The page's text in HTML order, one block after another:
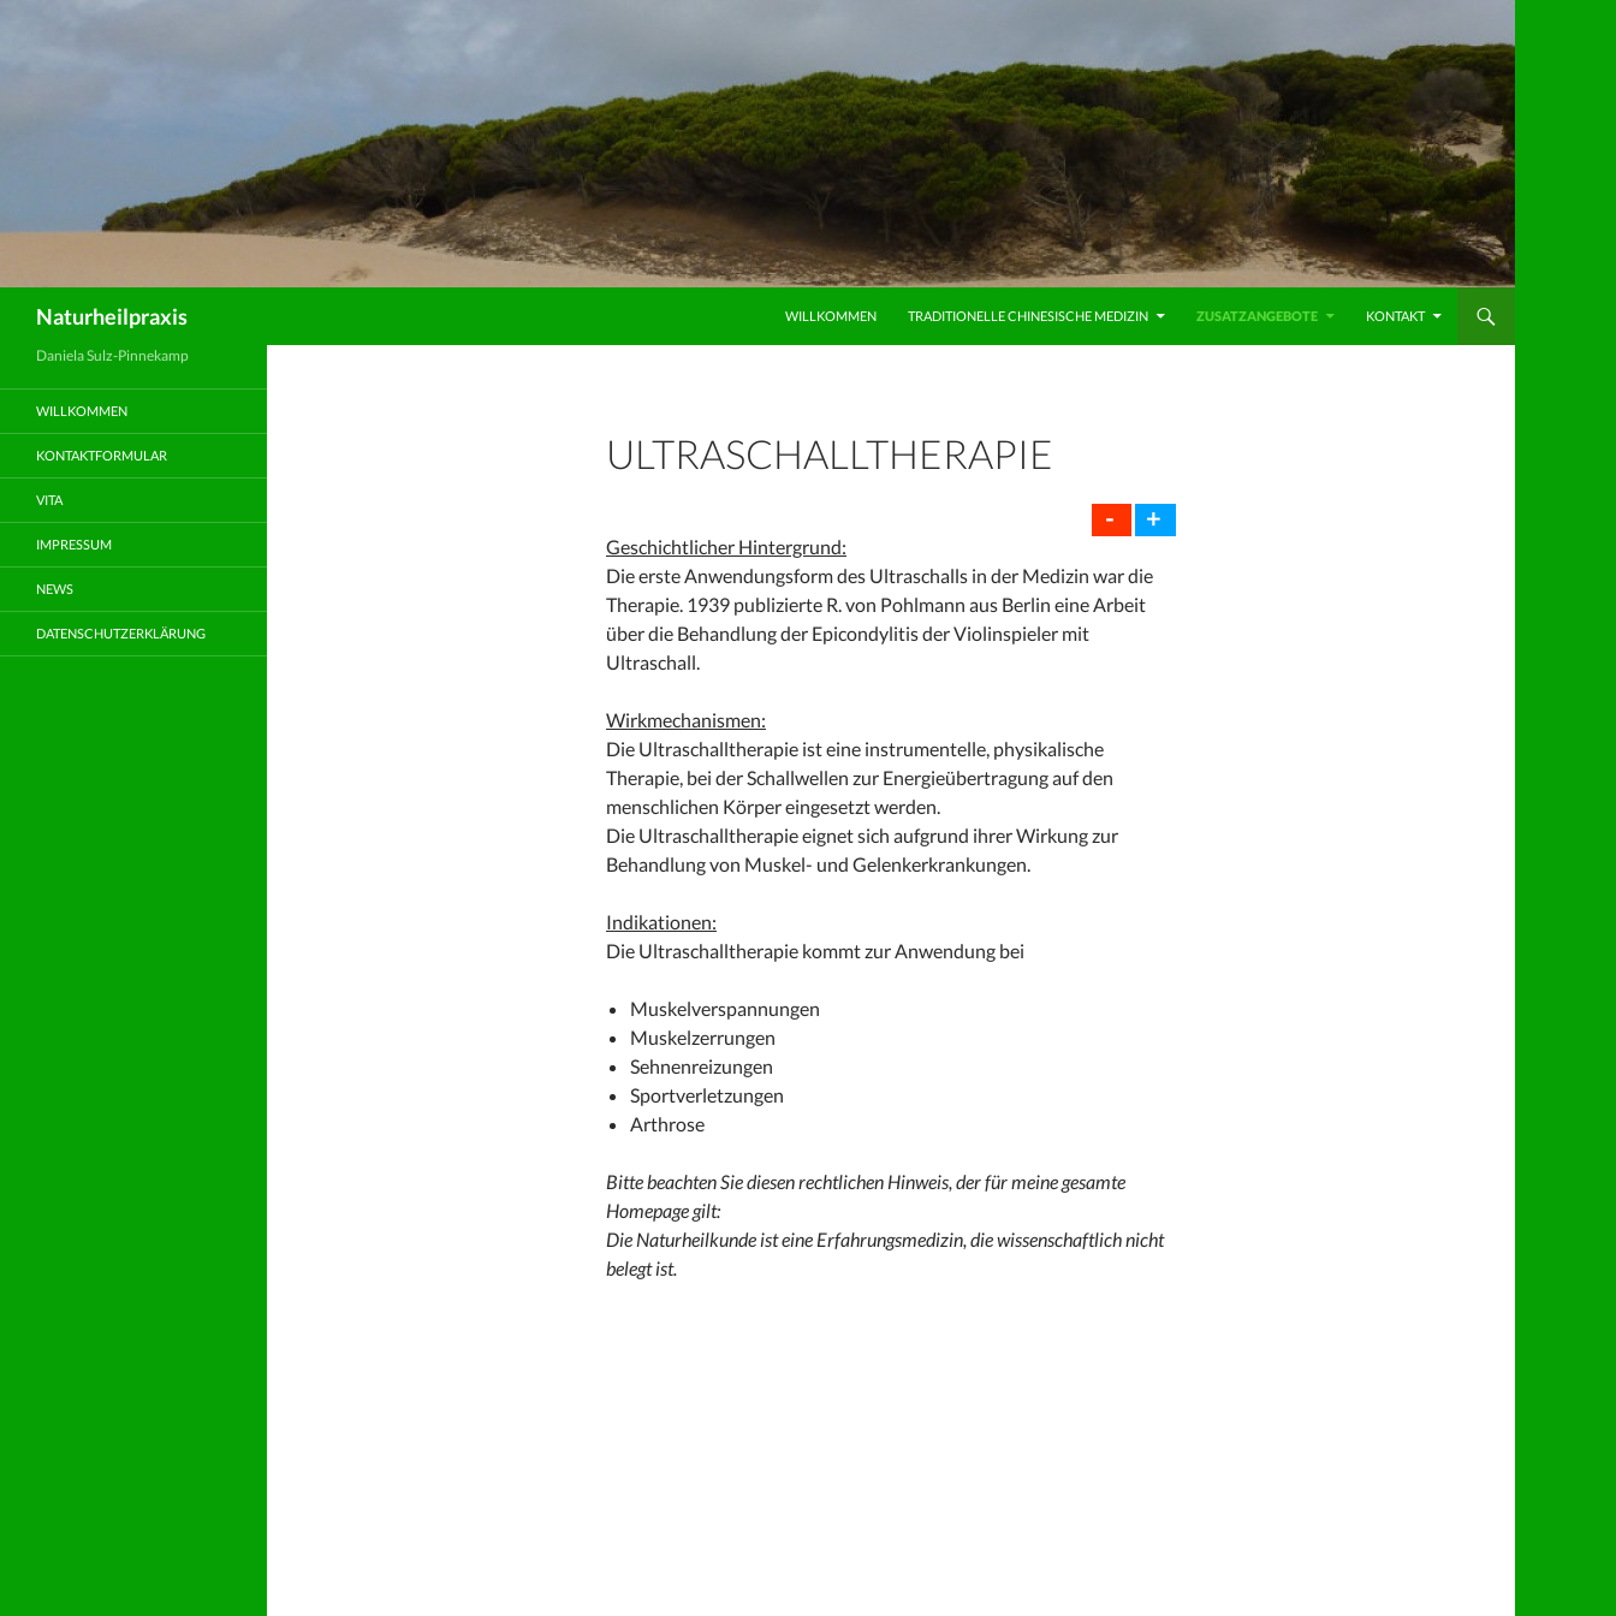
Naturheilpraxis
WILLKOMMEN
TRADITIONELLE CHINESISCHE MEDIZIN ZUSATZANGEBOTE KONTAKT
ULTRASCHALLTHERAPIE
+
-
Geschichtlicher Hintergrund:
Die erste Anwendungsform des Ultraschalls in der Medizin war die
Therapie. 1939 publizierte R. von Pohlmann aus Berlin eine Arbeit
über die Behandlung der Epicondylitis der Violinspieler mit
Ultraschall.
Wirkmechanismen:
Die Ultraschalltherapie ist eine instrumentelle, physikalische
Therapie, bei der Schallwellen zur Energieübertragung auf den
menschlichen Körper eingesetzt werden.
Die Ultraschalltherapie eignet sich aufgrund ihrer Wirkung zur
Behandlung von Muskel- und Gelenkerkrankungen.
Indikationen:
Die Ultraschalltherapie kommt zur Anwendung bei
Muskelverspannungen
Muskelzerrungen
Sehnenreizungen
Sportverletzungen
Arthrose
Bitte beachten Sie diesen rechtlichen Hinweis, der für meine gesamte
Homepage gilt:
Die Naturheilkunde ist eine Erfahrungsmedizin, die wissenschaftlich nicht
belegt ist.
Daniela Sulz-Pinnekamp
WILLKOMMEN
KONTAKTFORMULAR
VITA
IMPRESSUM
NEWS
DATENSCHUTZERKLÄRUNG